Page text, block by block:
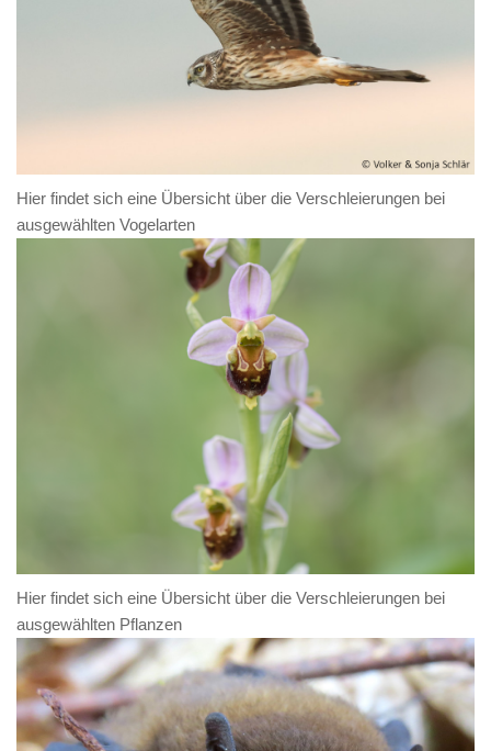
Hier findet sich eine Übersicht über die Verschleierungen bei
ausgewählten Vogelarten
Hier findet sich eine Übersicht über die Verschleierungen bei
ausgewählten Pflanzen